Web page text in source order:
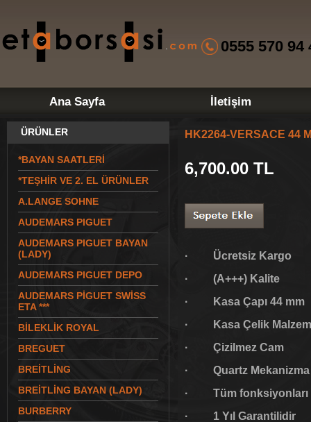
0555 570 94
Ana Sayfa İletişim
ÜRÜNLER
*BAYAN SAATLERİ
*TEŞHİR VE 2. EL ÜRÜNLER
A.LANGE SOHNE
AUDEMARS PIGUET
AUDEMARS PIGUET BAYAN
(LADY)
AUDEMARS PIGUET DEPO
AUDEMARS PİGUET SWİSS
ETA ***
BİLEKLİK ROYAL
BREGUET
BREİTLİNG
BREİTLİNG BAYAN (LADY)
BURBERRY
HK2264-VERSACE 44
6,700.00 TL
· Ücretsiz Kargo
· (A+++) Kalite
· Kasa Çapı 44 mm
· Kasa Çelik
· Çizilmez Cam
· Quartz Mekanizma
· Tüm fonksiyonları
· 1 Yıl Garantilidir